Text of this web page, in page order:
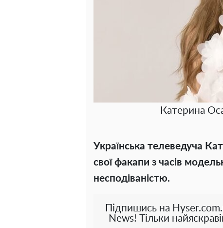
Катерина
Українська телеведуча
свої факапи з часів
несподіваністю.
Підпишись на
News! Тільки